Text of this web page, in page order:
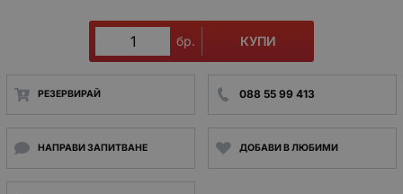
бр. КУПИ
РЕЗЕРВИРАЙ 088 55 99 413
НАПРАВИ ЗАПИТВАНЕ ДОБАВИ В ЛЮБИМИ